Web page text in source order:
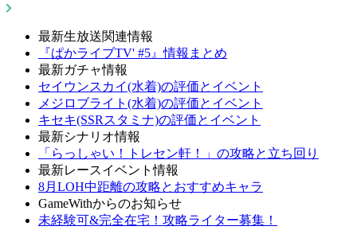
最新生放送関連情報
『ぱかライブTV' #5』情報まとめ
最新ガチャ情報
セイウンスカイ(水着)の評価とイベント
メジロブライト(水着)の評価とイベント
キセキ(SSRスタミナ)の評価とイベント
最新シナリオ情報
「らっしゃい！トレセン軒！」の攻略と立ち回り
最新レースイベント情報
8月LOH中距離の攻略とおすすめキャラ
GameWithからのお知らせ
未経験可&完全在宅！攻略ライター募集！